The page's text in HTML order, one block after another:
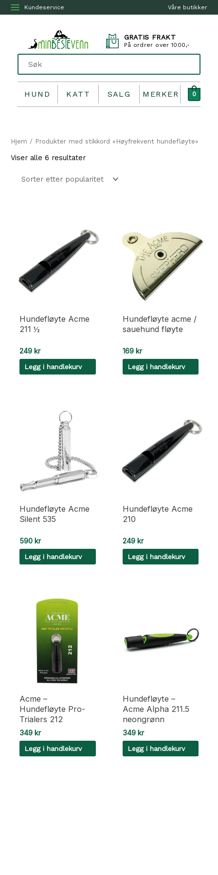
Våre butikker
Kundeservice
GRATIS FRAKT
På ordrer over 1000,-
HUND KATT SALG MERKER 0
Hjem / Produkter med stikkord «Høyfrekvent hundefløyte»
Viser alle 6 resultaterSortert
Hundefløyte Acme
211 ½
249 kr
Legg i handlekurv
Hundefløyte acme /
sauehund fløyte
169 kr
Legg i handlekurv
Hundefløyte Acme
Silent 535
590 kr
Legg i handlekurv
Hundefløyte Acme
210
249 kr
Legg i handlekurv
Acme –
Hundefløyte Pro-
Trialers 212
349 kr
Legg i handlekurv
Hundefløyte –
Acme Alpha 211.5
neongrønn
349 kr
Legg i handlekurv